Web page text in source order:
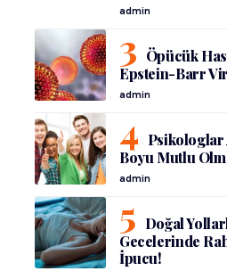
admin
Öpücük
Epstein-Barr
admin
Psikologlar
Boyu Mutlu
admin
Doğal
Gecelerinde
İpucu!